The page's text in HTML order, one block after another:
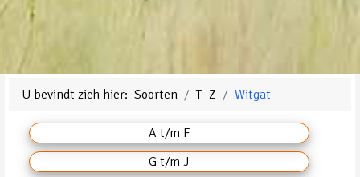
U bevindt zich hier:Soorten T--Z Witgat
A t/m F
G t/m J